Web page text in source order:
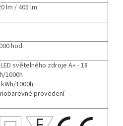
lm / 405 lm
hod.
světelného zdroje A+ - 18
1000h
1000h
provedení